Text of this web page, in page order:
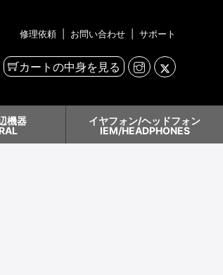
修理依頼 お問い合わせ サポート
カートの中身を見る
機器
イヤフォン/ヘッドフォン
IEM/HEADPHONES